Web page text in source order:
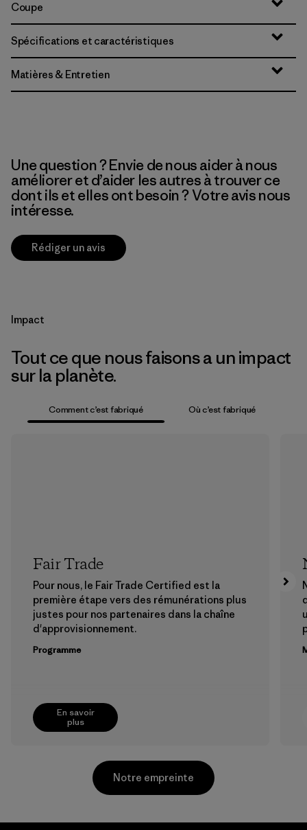
Coupe
Spécifications et caractéristiques
Matières & Entretien
Une question ? Envie de nous aider à nous
améliorer et d’aider les autres à trouver ce
dont ils et elles ont besoin ? Votre avis nous
intéresse.
Rédiger un avis
Impact
Tout ce que nous faisons a un impact
sur la planète.
Comment c’est fabriqué Où c’est fabriqué
En savoir
plus
Fair Trade
Pour nous, le Fair Trade Certified est la
première étape vers des rémunérations plus
justes pour nos partenaires dans la chaîne
d'approvisionnement.
Programme
Notre empreinte